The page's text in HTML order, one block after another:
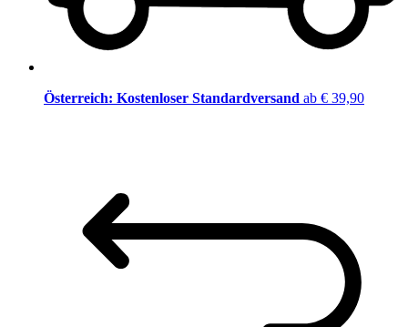
Österreich: Kostenloser Standardversand ab € 39,90